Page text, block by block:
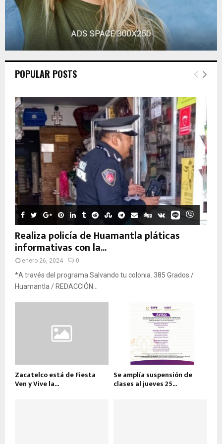
POPULAR POSTS
Realiza policía de Huamantla pláticas
informativas con la...
enero 26, 2024 0
*A través del programa Salvando tu colonia. 385 Grados /
Huamantla / REDACCIÓN...
Zacatelco está de Fiesta
Ven y Vive la...
Se amplía suspensión de
clases al jueves 25...